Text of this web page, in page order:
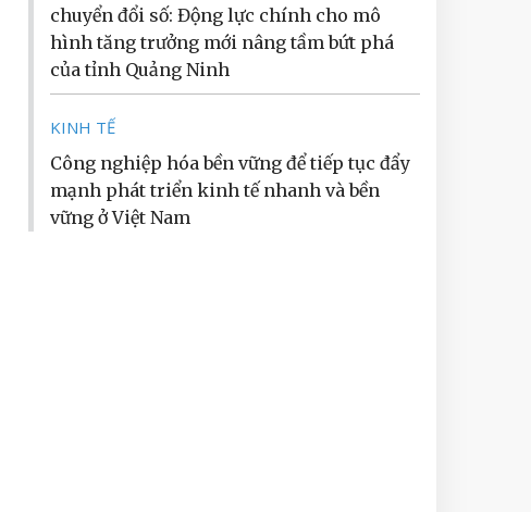
chuyển đổi số: Động lực chính cho mô
hình tăng trưởng mới nâng tầm bứt phá
của tỉnh Quảng Ninh
KINH TẾ
Công nghiệp hóa bền vững để tiếp tục đẩy
mạnh phát triển kinh tế nhanh và bền
vững ở Việt Nam